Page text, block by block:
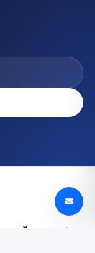
apžvalgos ir